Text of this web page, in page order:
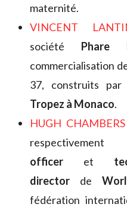
maternité.
VINCENT
société Phare
commercialisation
37, construits par
Tropez à Monaco.
HUGH CHAMBERS
officer et
director de
fédération